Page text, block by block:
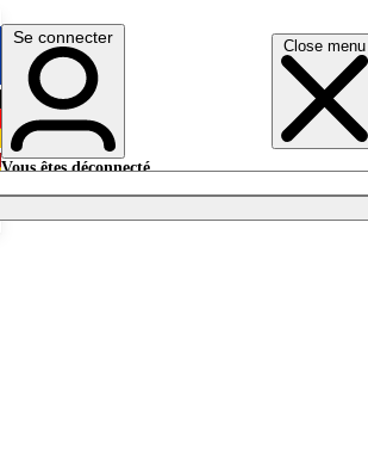
Close menu
English
Deutsch
Se connecter
Vous êtes déconnecté.